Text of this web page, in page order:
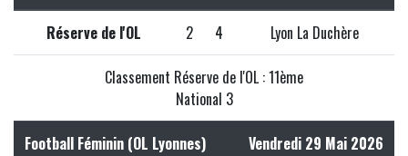
Réserve de l'OL 2 4 Lyon La Duchère
Classement Réserve de l'OL : 11ème
National 3
Football Féminin (OL Lyonnes) Vendredi 29 Mai 2026